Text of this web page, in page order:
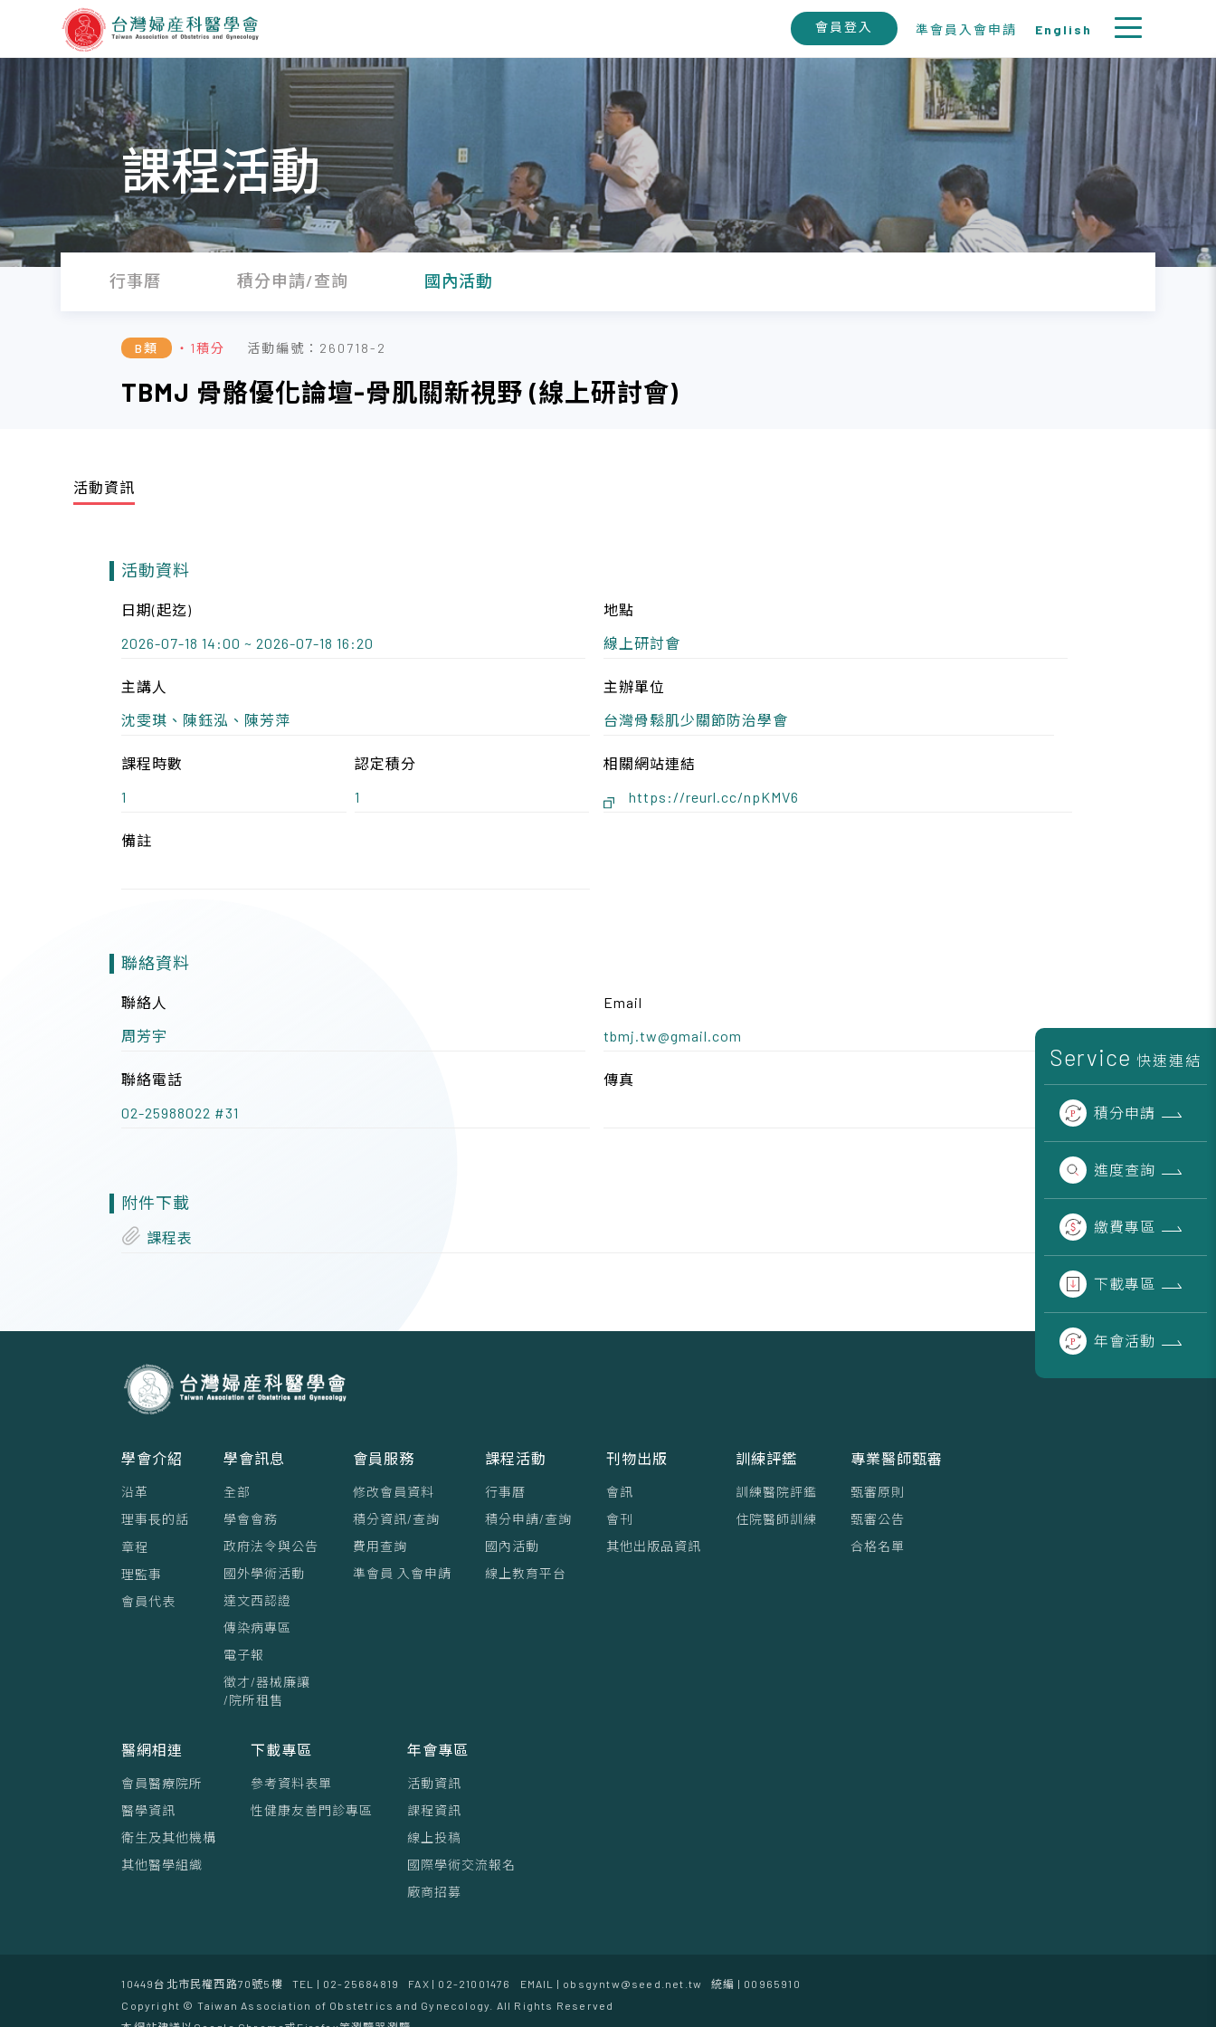
會員登入 準會員入會申請 English
Service 快速連結
積分申請
進度查詢
繳費專區
下載專區
年會活動
課程活動
行事曆 積分申請/查詢 國內活動
B類 ・1積分 活動編號：260718-2
TBMJ 骨骼優化論壇-骨肌關新視野 (線上研討會)
活動資訊
活動資料
日期(起迄)
2026-07-18 14:00 ~ 2026-07-18 16:20
地點
線上研討會
主講人
沈雯琪、陳鈺泓、陳芳萍
主辦單位
台灣骨鬆肌少關節防治學會
課程時數
1
認定積分
1
相關網站連結
https://reurl.cc/npKMV6
備註
聯絡資料
聯絡人
周芳宇
Email
tbmj.tw@gmail.com
聯絡電話
02-25988022 #31
傳真
附件下載
課程表
學會介紹
沿革
理事⻑的話
章程
理監事
會員代表
學會訊息
全部
學會會務
政府法令與公告
國外學術活動
達文西認證
傳染病專區
電子報
徵才/器械廉讓
/院所租售
會員服務
修改會員資料
積分資訊/查詢
費用查詢
準會員 入會申請
課程活動
行事曆
積分申請/查詢
國內活動
線上教育平台
刊物出版
會訊
會刊
其他出版品資訊
訓練評鑑
訓練醫院評鑑
住院醫師訓練
專業醫師甄審
甄審原則
甄審公告
合格名單
醫網相連
會員醫療院所
醫學資訊
衛生及其他機構
其他醫學組織
下載專區
參考資料表單
性健康友善門診專區
年會專區
活動資訊
課程資訊
線上投稿
國際學術交流報名
廠商招募
10449台北市民權西路70號5樓 TEL | 02-25684819 FAX | 02-21001476 EMAIL | obsgyntw@seed.net.tw
統編 | 00965910
Copyright © Taiwan Association of Obstetrics and Gynecology. All Rights Reserved